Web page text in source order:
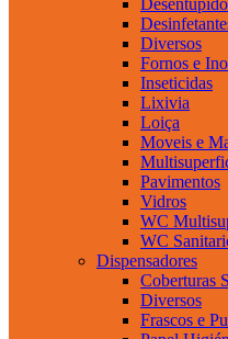
Diversos
Fornos e
Inseticidas
Lixivia
Loiça
Moveis e
Pavimentos
Vidros
WC
WC
Dispensadores
Coberturas
Diversos
Frascos e